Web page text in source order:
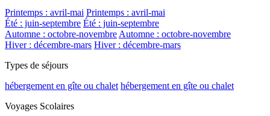
Printemps : avril-mai Printemps : avril-mai
Été : juin-septembre Été : juin-septembre
Automne : octobre-novembre Automne : octobre-novembre
Hiver : décembre-mars Hiver : décembre-mars
Types de séjours
hébergement en gîte ou chalet hébergement en gîte ou chalet
Voyages Scolaires